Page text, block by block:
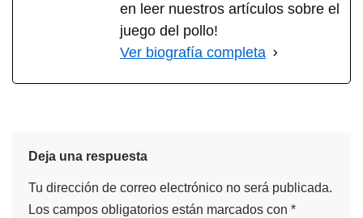
en leer nuestros artículos sobre el
juego del pollo!
Ver biografía completa
Deja una respuesta
Tu dirección de correo electrónico no será publicada.
Los campos obligatorios están marcados con *